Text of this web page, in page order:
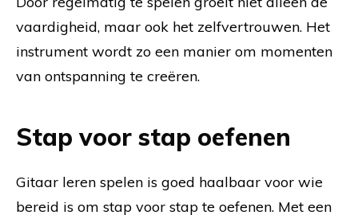
vaardigheid, maar ook het zelfvertrouwen. Het
instrument wordt zo een manier om momenten
van ontspanning te creëren.
Stap voor stap oefenen
Gitaar leren spelen is goed haalbaar voor wie
bereid is om stap voor stap te oefenen. Met een